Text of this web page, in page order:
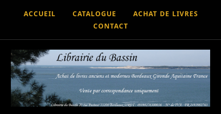
ACCUEIL CATALOGUE
ACHAT DE LIVRES
CONTACT